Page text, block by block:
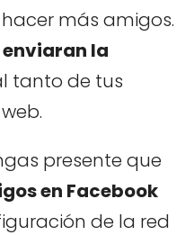
más amigos.
enviaran la
tanto de tus
presente que
en Facebook
de la red